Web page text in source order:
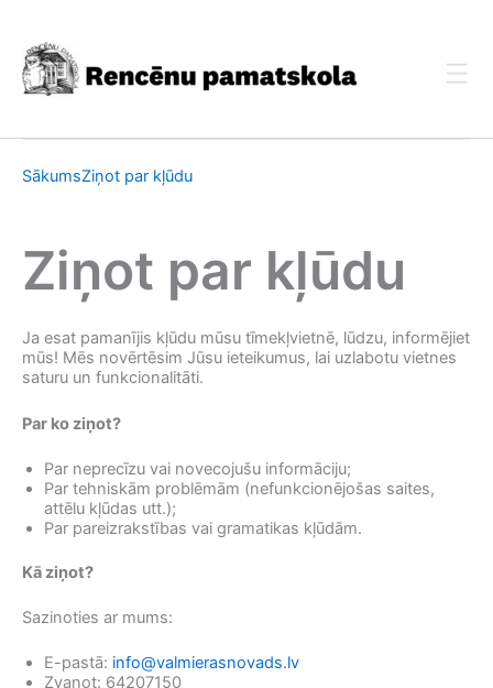
content
SākumsZiņot par kļūdu
Ziņot par kļūdu
Ja esat pamanījis kļūdu mūsu tīmekļvietnē, lūdzu, informējiet
mūs! Mēs novērtēsim Jūsu ieteikumus, lai uzlabotu vietnes
saturu un funkcionalitāti.
Par ko ziņot?
Par neprecīzu vai novecojušu informāciju;
Par tehniskām problēmām (nefunkcionējošas saites,
attēlu kļūdas utt.);
Par pareizrakstības vai gramatikas kļūdām.
Kā ziņot?
Sazinoties ar mums:
E-pastā: info@valmierasnovads.lv
Zvanot: 64207150